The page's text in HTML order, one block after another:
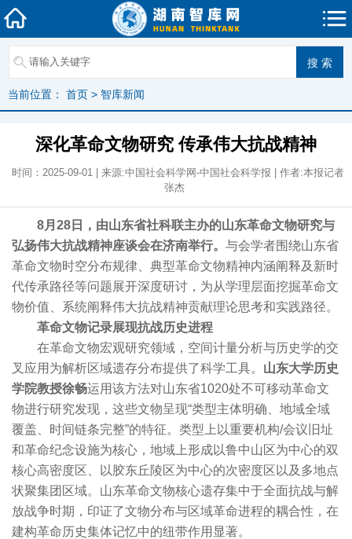
当前位置： 首页 > 智库新闻
深化革命文物研究 传承伟大抗战精神
时间：2025-09-01 | 来源:中国社会科学网-中国社会科学报 | 作者:本报记者
张杰
8月28日，由山东省社科联主办的山东革命文物研究与
弘扬伟大抗战精神座谈会在济南举行。 与会学者围绕山东省
革命文物时空分布规律、典型革命文物精神内涵阐释及新时
代传承路径等问题展开深度研讨，为从学理层面挖掘革命文
物价值、系统阐释伟大抗战精神贡献理论思考和实践路径。
革命文物记录展现抗战历史进程
在革命文物宏观研究领域，空间计量分析与历史学的交
叉应用为解析区域遗存分布提供了科学工具。 山东大学历史
学院教授徐畅运用该方法对山东省1020处不可移动革命文
物进行研究发现，这些文物呈现“类型主体明确、地域全域
覆盖、时间链条完整”的特征。类型上以重要机构/会议旧址
和革命纪念设施为核心，地域上形成以鲁中山区为中心的双
核心高密度区、以胶东丘陵区为中心的次密度区以及多地点
状聚集团区域。山东革命文物核心遗存集中于全面抗战与解
放战争时期，印证了文物分布与区域革命进程的耦合性，在
建构革命历史集体记忆中的纽带作用显著。